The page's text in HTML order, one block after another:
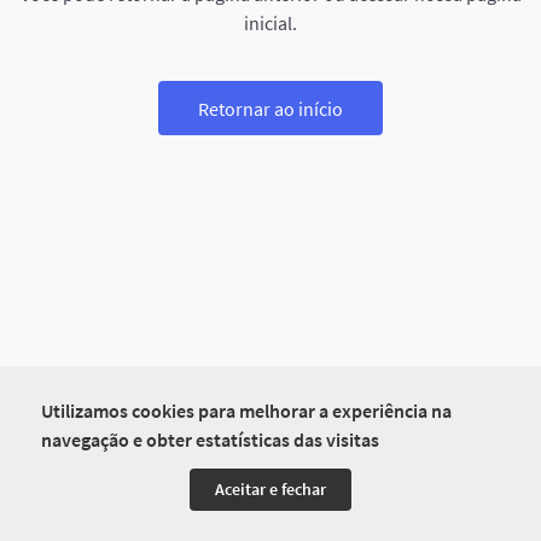
Utilizamos cookies para melhorar a experiência na
navegação e obter estatísticas das visitas
Aceitar e fechar
inicial.
Retornar ao início